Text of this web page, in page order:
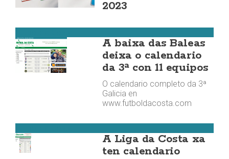
2023
A baixa das Baleas
deixa o calendario
da 3ª con 11 equipos
O calendario completo da 3ª
Galicia en
www.futboldacosta.com
A Liga da Costa xa
ten calendario